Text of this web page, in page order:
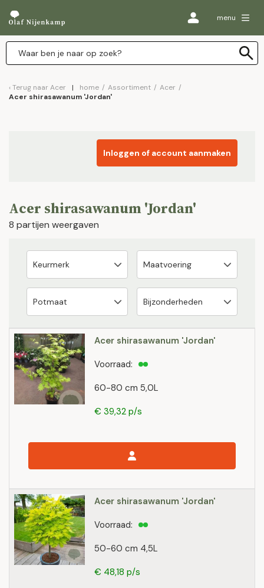
menu
Terug naar Acer home / Assortiment / Acer /
Acer shirasawanum 'Jordan'
Inloggen of account aanmaken
Acer shirasawanum 'Jordan'
8 partijen weergaven
Acer shirasawanum 'Jordan'
60-80 cm 5,0L
Voorraad:
€ 39,32 p/s
Acer shirasawanum 'Jordan'
50-60 cm 4,5L
Voorraad:
€ 48,18 p/s